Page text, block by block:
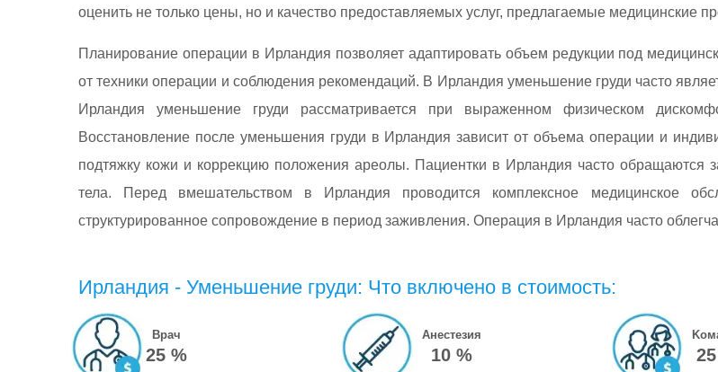
оценить не только цены, но и качество предоставляемых услуг, предлагаемые медицинские
Планирование операции в Ирландия позволяет адаптировать объем редукции под
от техники операции и соблюдения рекомендаций. В Ирландия уменьшение груди часто
Ирландия уменьшение груди рассматривается при выраженном физическом
Восстановление после уменьшения груди в Ирландия зависит от объема операции и
подтяжку кожи и коррекцию положения ареолы. Пациентки в Ирландия часто обращаются
тела. Перед вмешательством в Ирландия проводится комплексное медицинское
структурированное сопровождение в период заживления. Операция в Ирландия часто
Ирландия - Уменьшение груди: Что включено в стоимость:
Врач
25 %
Анестезия
10 %